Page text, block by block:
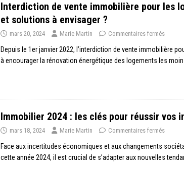
Interdiction de vente immobilière pour les
et solutions à envisager ?
mars 20, 2024 Marie Martin Commentaires fermés
Depuis le 1er janvier 2022, l’interdiction de vente immobilière
à encourager la rénovation énergétique des logements les
Immobilier 2024 : les clés pour réussir vos
mars 18, 2024 Marie Martin Commentaires fermés
Face aux incertitudes économiques et aux changements
cette année 2024, il est crucial de s’adapter aux nouvelles